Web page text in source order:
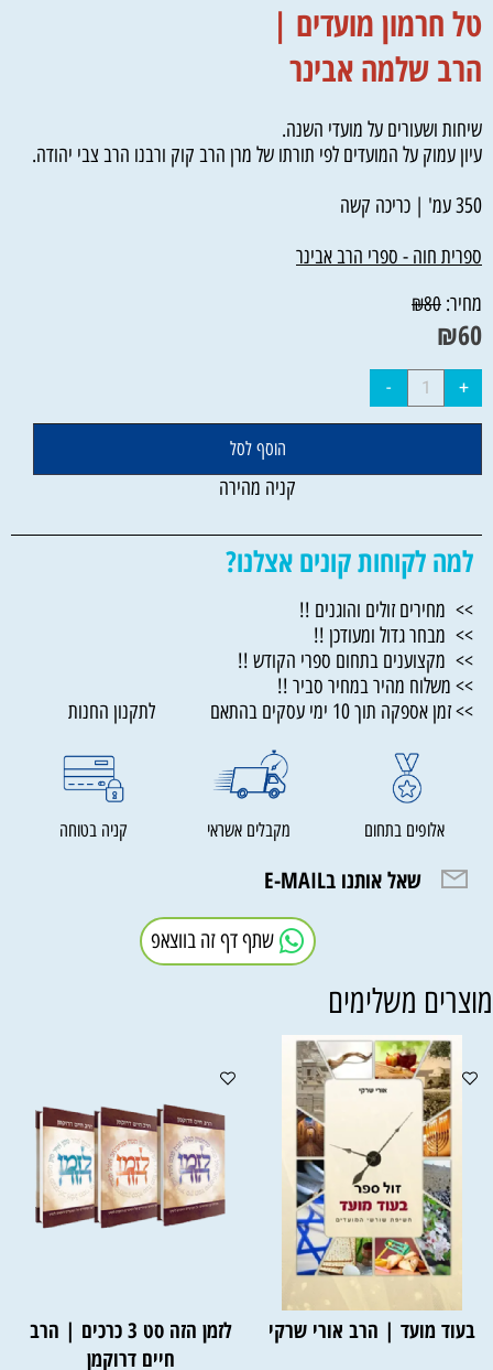
טל חרמון מועדים |
הרב שלמה אבינר
שיחות ושעורים על מועדי השנה.
עיון עמוק על המועדים לפי תורתו של מרן הרב קוק ורבנו הרב צבי יהודה.
350 עמ' | כריכה קשה
ספרית חוה - ספרי הרב אבינר
מחיר:
₪80
₪60
הוסף לסל
קניה מהירה
למה לקוחות קונים אצלנו?
>> מחירים זולים והוגנים !!
>> מבחר גדול ומעודכן !!
>> מקצוענים בתחום ספרי הקודש !!
>> משלוח מהיר במחיר סביר !!
>> זמן אספקה תוך 10 ימי עסקים בהתאם לתקנון החנות
אלופים בתחום מקבלים אשראי קניה בטוחה
שאל אותנו בE-MAIL
שתף דף זה בווצאפ
משלימים
בעוד מועד | הרב אורי שרקי
לזמן הזה סט 3 כרכים | הרב
חיים דרוקמן